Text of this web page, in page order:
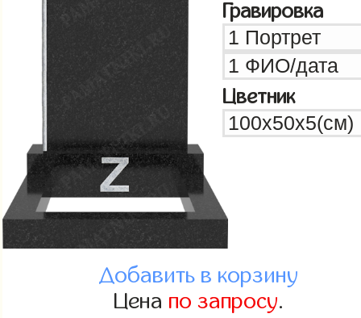
Гравировка
Цветник
Добавить в корзину
Цена по запросу.